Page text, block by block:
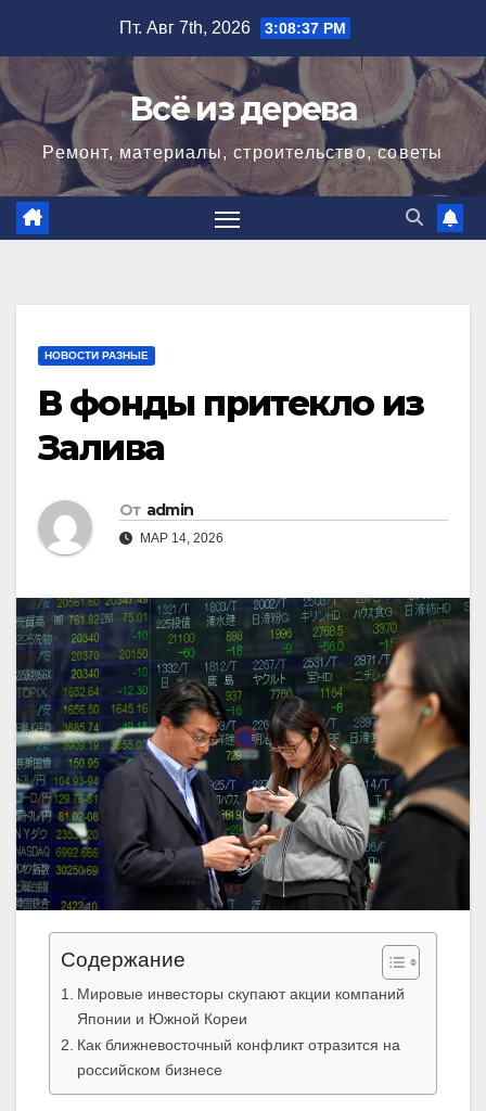
содержимому
Пт. Авг 7th, 2026 3:08:39 PM
Всё из дерева
Ремонт, материалы, строительство, советы
НОВОСТИ РАЗНЫЕ
В фонды притекло из
Залива
От admin
МАР 14, 2026
Содержание
Мировые инвесторы скупают акции компаний
Японии и Южной Кореи
Как ближневосточный конфликт отразится на
российском бизнесе